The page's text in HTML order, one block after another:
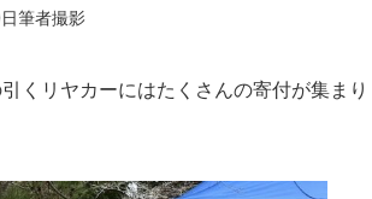
筆者撮影
くリヤカーにはたくさんの寄付が集まり